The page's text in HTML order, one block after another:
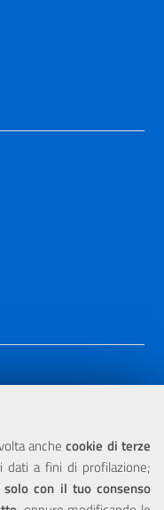
anchecookie di terze
a fini di profilazione;
solo con il tuo consenso